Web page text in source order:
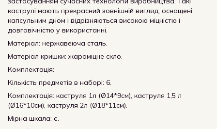
каструлі мають прекрасний зовнішній вигляд, оснащені
капсульним дном і відрізняються високою міцністю і
довговічністю у використанні.
Матеріал: нержавеюча сталь.
Матеріал кришки: жароміцне скло.
Комплектація:
Кількість предметів в наборі: 6.
Комплектація: каструля 1л (Ø14*9см), каструля 1,5 л
(Ø16*10см), каструля 2л (Ø18*11см).
Мірна шкала: є.